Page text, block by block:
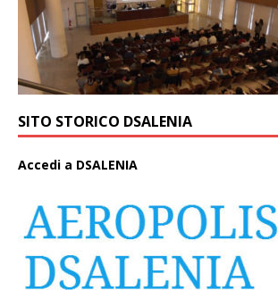
SITO STORICO DSALENIA
Accedi a DSALENIA